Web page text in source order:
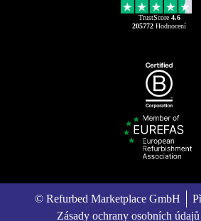
TrustScore 4.6
205772 Hodnocení
© Refurbed Marketplace GmbH
Zásady ochrany osobních údajů